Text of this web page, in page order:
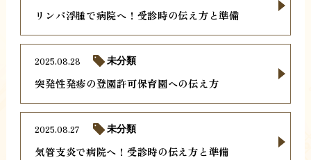
リンパ浮腫で病院へ！受診時の伝え方と準備
突発性発疹の登園許可保育園への伝え方
2025.08.28 未分類
気管支炎で病院へ！受診時の伝え方と準備
2025.08.27 未分類